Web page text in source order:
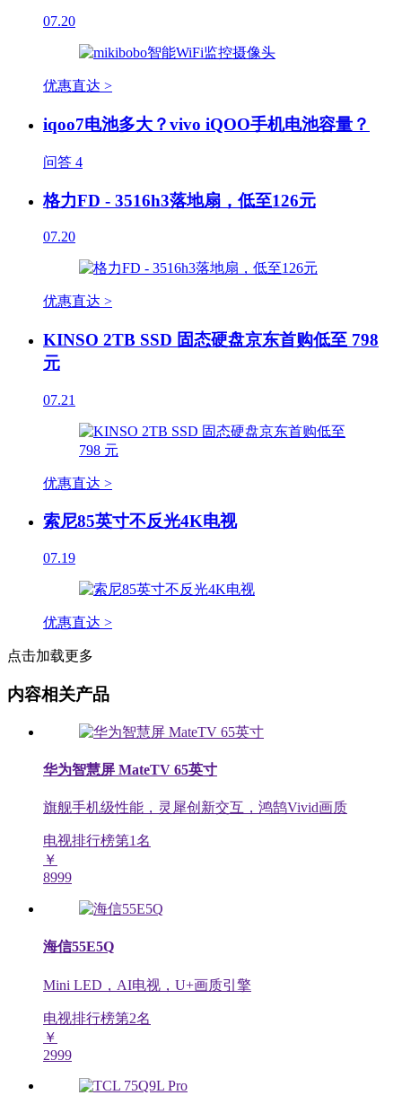
07.20
优惠直达 >
iqoo7电池多大？vivo iQOO手机电池容量？
问答 4
格力FD - 3516h3落地扇，低至126元
07.20
优惠直达 >
KINSO 2TB SSD 固态硬盘京东首购低至 798
元
07.21
优惠直达 >
索尼85英寸不反光4K电视
07.19
优惠直达 >
点击加载更多
内容相关产品
华为智慧屏 MateTV 65英寸
旗舰手机级性能，灵犀创新交互，鸿鹄Vivid画质
电视排行榜第1名
￥
8999
海信55E5Q
Mini LED，AI电视，U+画质引擎
电视排行榜第2名
￥
2999